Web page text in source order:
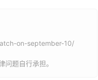
on-september-10/
题自行承担。